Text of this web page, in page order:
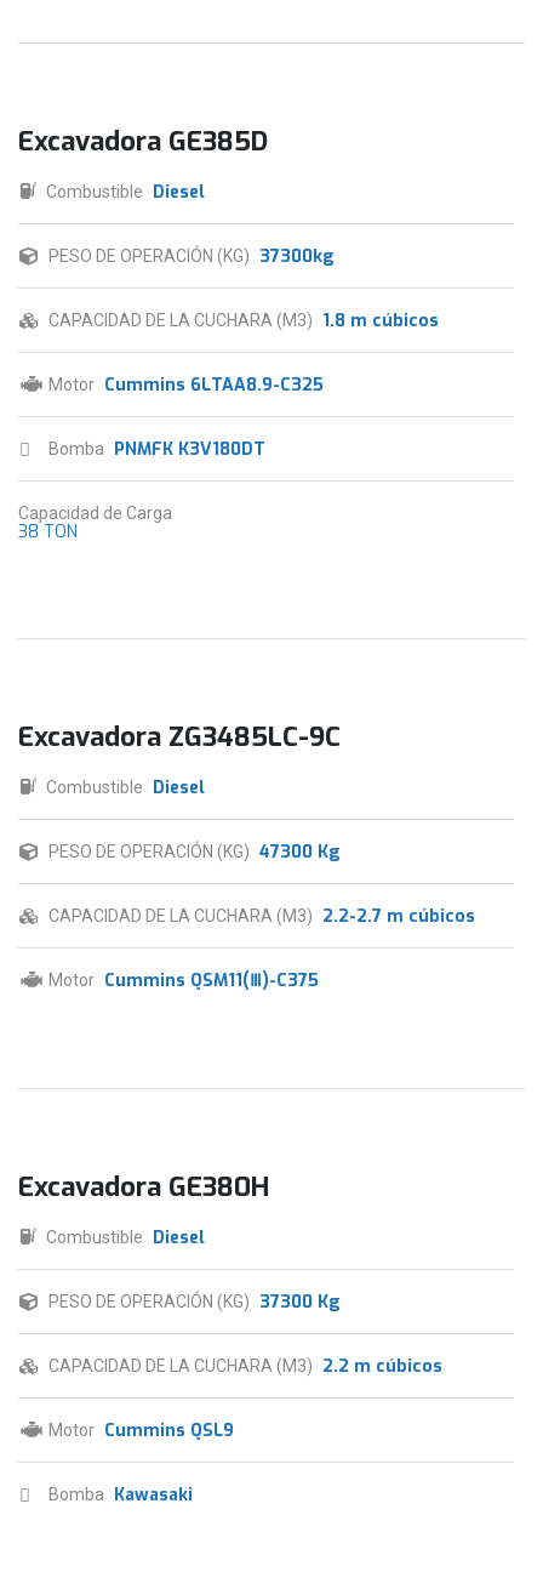
Excavadora GE385D
Combustible Diesel
PESO DE OPERACIÓN (KG) 37300kg
CAPACIDAD DE LA CUCHARA (M3) 1.8 m cúbicos
Motor Cummins 6LTAA8.9-C325
Bomba PNMFK K3V180DT
Capacidad de Carga
38 TON
Excavadora ZG3485LC-9C
Combustible Diesel
PESO DE OPERACIÓN (KG) 47300 Kg
CAPACIDAD DE LA CUCHARA (M3) 2.2-2.7 m cúbicos
Motor Cummins QSM11(Ⅲ)-C375
Excavadora GE380H
Combustible Diesel
PESO DE OPERACIÓN (KG) 37300 Kg
CAPACIDAD DE LA CUCHARA (M3) 2.2 m cúbicos
Motor Cummins QSL9
Bomba Kawasaki